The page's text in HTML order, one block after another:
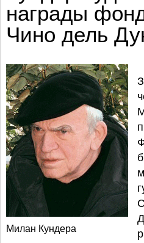
награды
Чино дель
Милан Кундера